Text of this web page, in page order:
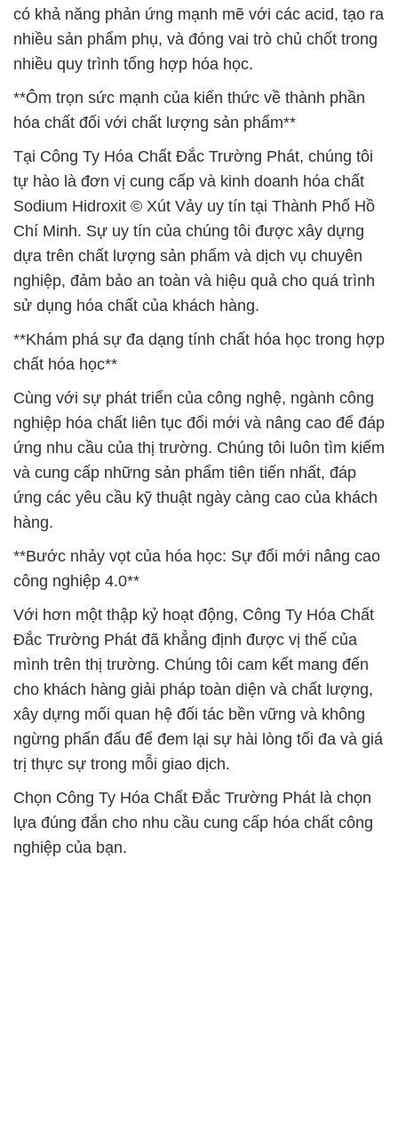
có khả năng phản ứng mạnh mẽ với các acid, tạo ra
nhiều sản phẩm phụ, và đóng vai trò chủ chốt trong
nhiều quy trình tổng hợp hóa học.
**Ôm trọn sức mạnh của kiến thức về thành phần
hóa chất đối với chất lượng sản phẩm**
Tại Công Ty Hóa Chất Đắc Trường Phát, chúng tôi
tự hào là đơn vị cung cấp và kinh doanh hóa chất
Sodium Hidroxit © Xút Vảy uy tín tại Thành Phố Hồ
Chí Minh. Sự uy tín của chúng tôi được xây dựng
dựa trên chất lượng sản phẩm và dịch vụ chuyên
nghiệp, đảm bảo an toàn và hiệu quả cho quá trình
sử dụng hóa chất của khách hàng.
**Khám phá sự đa dạng tính chất hóa học trong hợp
chất hóa học**
Cùng với sự phát triển của công nghệ, ngành công
nghiệp hóa chất liên tục đổi mới và nâng cao để đáp
ứng nhu cầu của thị trường. Chúng tôi luôn tìm kiếm
và cung cấp những sản phẩm tiên tiến nhất, đáp
ứng các yêu cầu kỹ thuật ngày càng cao của khách
hàng.
**Bước nhảy vọt của hóa học: Sự đổi mới nâng cao
công nghiệp 4.0**
Với hơn một thập kỷ hoạt động, Công Ty Hóa Chất
Đắc Trường Phát đã khẳng định được vị thế của
mình trên thị trường. Chúng tôi cam kết mang đến
cho khách hàng giải pháp toàn diện và chất lượng,
xây dựng mối quan hệ đối tác bền vững và không
ngừng phấn đấu để đem lại sự hài lòng tối đa và giá
trị thực sự trong mỗi giao dịch.
Chọn Công Ty Hóa Chất Đắc Trường Phát là chọn
lựa đúng đắn cho nhu cầu cung cấp hóa chất công
nghiệp của bạn.